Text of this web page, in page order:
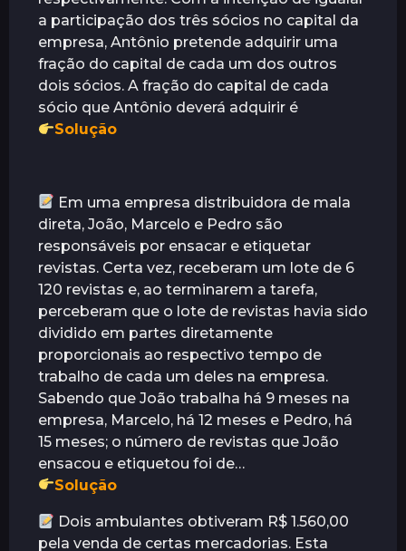
a participação dos três sócios no capital da
empresa, Antônio pretende adquirir uma
fração do capital de cada um dos outros
dois sócios. A fração do capital de cada
sócio que Antônio deverá adquirir é
Solução
Em uma empresa distribuidora de mala
direta, João, Marcelo e Pedro são
responsáveis por ensacar e etiquetar
revistas. Certa vez, receberam um lote de 6
120 revistas e, ao terminarem a tarefa,
perceberam que o lote de revistas havia sido
dividido em partes diretamente
proporcionais ao respectivo tempo de
trabalho de cada um deles na empresa.
Sabendo que João trabalha há 9 meses na
empresa, Marcelo, há 12 meses e Pedro, há
15 meses; o número de revistas que João
ensacou e etiquetou foi de…
Solução
Dois ambulantes obtiveram R$ 1.560,00
pela venda de certas mercadorias. Esta